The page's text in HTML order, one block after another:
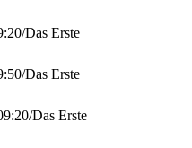
/Das Erste
/Das Erste
/Das Erste